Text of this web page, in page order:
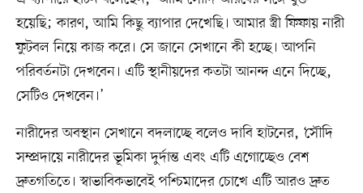
হয়েছি; কারণ, আমি কিছু ব্যাপার দেখেছি। আমার স্ত্রী ফিফায় নারী
ফুটবল নিয়ে কাজ করে। সে জানে সেখানে কী হচ্ছে। আপনি
পরিবর্তনটা দেখবেন। এটি স্থানীয়দের কতটা আনন্দ এনে দিচ্ছে,
সেটিও দেখবেন।’
নারীদের অবস্থান সেখানে বদলাচ্ছে বলেও দাবি হাটনের, ‘সৌদি
সম্প্রদায়ে নারীদের ভূমিকা দুর্দান্ত এবং এটি এগোচ্ছেও বেশ
দ্রুতগতিতে। স্বাভাবিকভাবেই পশ্চিমাদের চোখে এটি আরও দ্রুত